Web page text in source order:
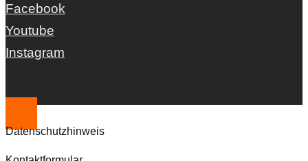
Facebook
Youtube
Instagram
Datenschutzhinweis